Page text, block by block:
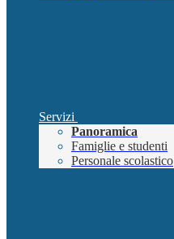
Servizi
Panoramica
Famiglie e studenti
Personale scolastico